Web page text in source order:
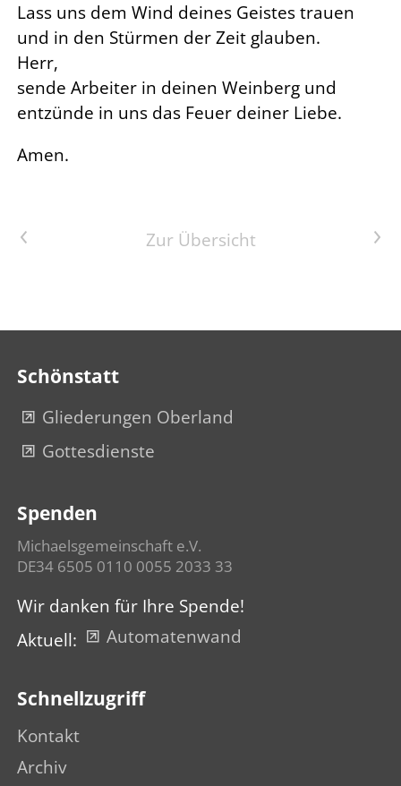
Lass uns dem Wind deines Geistes trauen
und in den Stürmen der Zeit glauben.
Herr,
sende Arbeiter in deinen Weinberg und
entzünde in uns das Feuer deiner Liebe.
Amen.
Vorheriger ArtikelZur ÜbersichtNächster Artikel
Schönstatt
Gliederungen Oberland
Gottesdienste
Spenden
Michaelsgemeinschaft e.V.
DE34 6505 0110 0055 2033 33
Wir danken für Ihre Spende!
Aktuell:
Automatenwand
Schnellzugriff
Kontakt
Archiv